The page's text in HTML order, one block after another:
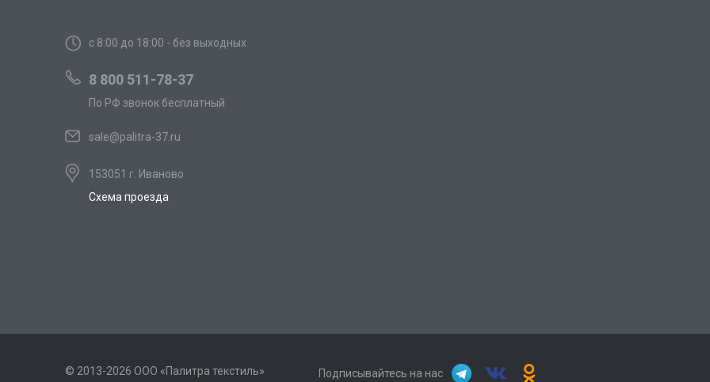
с 8:00 до 18:00 - без выходных
8 800 511-78-37
По РФ звонок бесплатный
sale@palitra-37.ru
153051 г. Иваново
Схема проезда
© 2013-2026 ООО «Палитра текстиль» Подписывайтесь на нас